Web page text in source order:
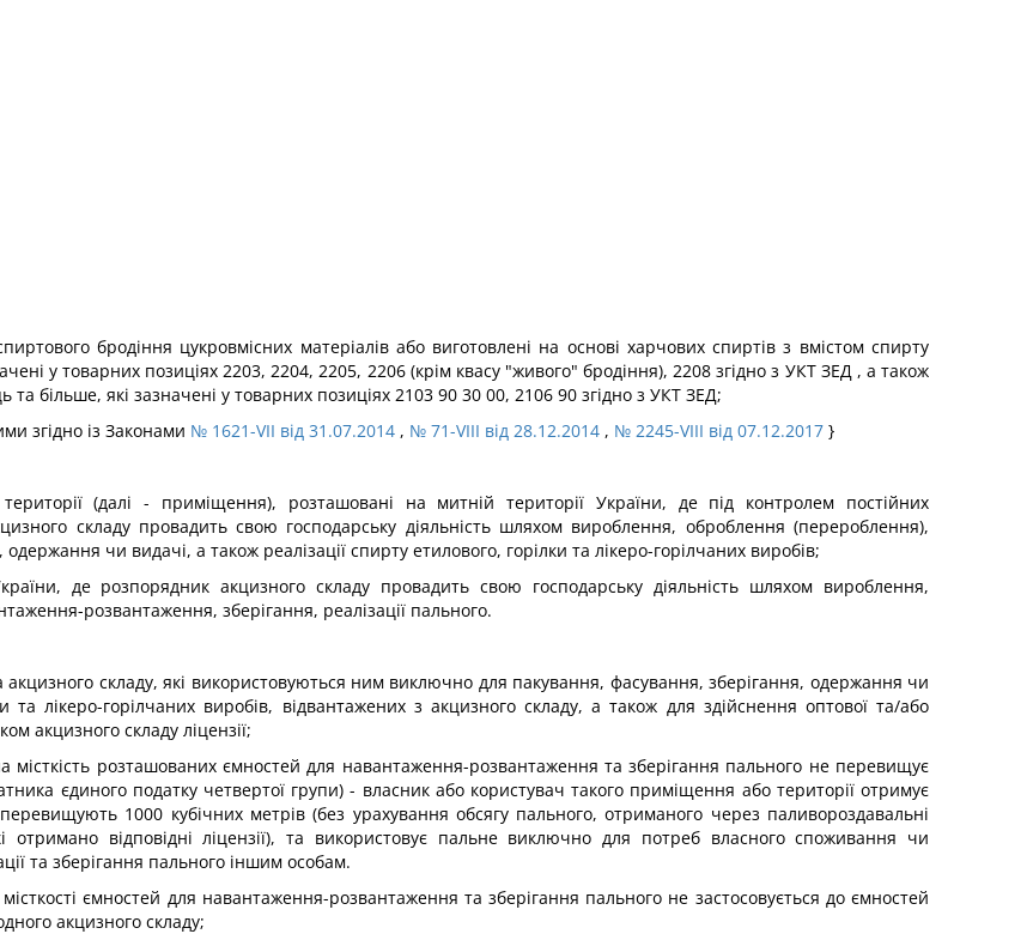
бродіння цукровмісних матеріалів або виготовлені на основі харчових спиртів з вмістом спирту
у товарних позиціях 2203, 2204, 2205, 2206 (крім квасу "живого" бродіння), 2208 згідно з УКТ ЗЕД , а також
та більше, які зазначені у товарних позиціях 2103 90 30 00, 2106 90 згідно з УКТ ЗЕД;
згідно із Законами № 1621-VII від 31.07.2014 , № 71-VIII від 28.12.2014 , № 2245-VIII від 07.12.2017 }
(далі - приміщення), розташовані на митній території України, де під контролем постійних
складу провадить свою господарську діяльність шляхом вироблення, оброблення (перероблення),
чи видачі, а також реалізації спирту етилового, горілки та лікеро-горілчаних виробів;
де розпорядник акцизного складу провадить свою господарську діяльність шляхом вироблення,
розвантаження, зберігання, реалізації пального.
складу, які використовуються ним виключно для пакування, фасування, зберігання, одержання чи
лікеро-горілчаних виробів, відвантажених з акцизного складу, а також для здійснення оптової та/або
акцизного складу ліцензії;
розташованих ємностей для навантаження-розвантаження та зберігання пального не перевищує
єдиного податку четвертої групи) - власник або користувач такого приміщення або території отримує
1000 кубічних метрів (без урахування обсягу пального, отриманого через паливороздавальні
отримано відповідні ліцензії), та використовує пальне виключно для потреб власного споживання чи
та зберігання пального іншим особам.
ємностей для навантаження-розвантаження та зберігання пального не застосовується до ємностей
акцизного складу;